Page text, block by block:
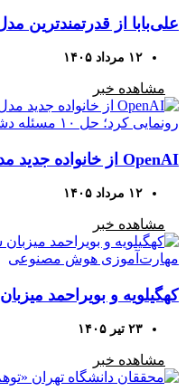
علی‌بابا از
۱۲ مرداد ۱۴۰۵
مشاهده خبر
۱۲ مرداد ۱۴۰۵
مشاهده خبر
کهگیلویه و بویراحمد
۲۳ تیر ۱۴۰۵
مشاهده خبر